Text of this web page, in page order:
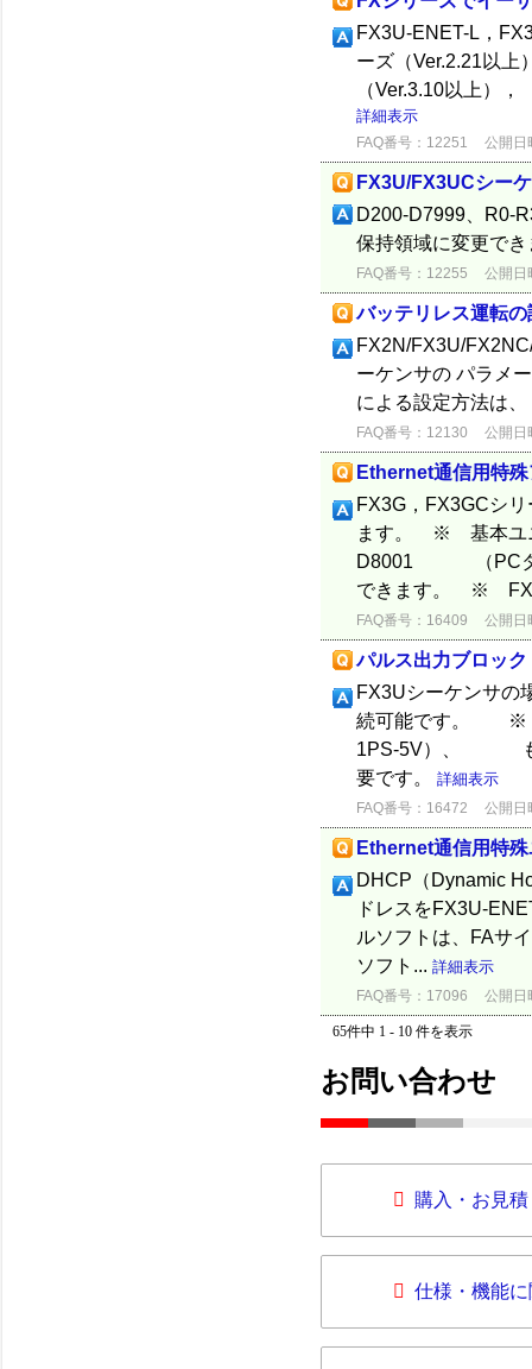
FX3U-ENET-L，
ーズ（Ver.2.21以
（Ver.3.10以上）
詳細表示
FAQ番号：12251 公開日
FX3U/FX3UCシー
D200-D7999、R0-
保持領域に変更で
FAQ番号：12255 公開日
バッテリレス運転の
FX2N/FX3U/
ーケンサの パラメ
による設定方法は
FAQ番号：12130 公開日
Ethernet通信用特
FX3G，FX3GCシ
ます。 ※ 基本ユニ
D8001 （PCタイ
できます。 ※
FAQ番号：16409 公開日
パルス出力ブロッ
FX3Uシーケンサの
続可能です。 ※
1PS-5V）、 もし
要です。 詳細表示
FAQ番号：16472 公開日
Ethernet通信用特
DHCP（Dynamic
ドレスをFX3U-
ルソフトは、FAサ
ソフト... 詳細表示
FAQ番号：17096 公開日
65件中 1 - 10 件を表示
お問い合わせ
購入・お見
仕様・機能